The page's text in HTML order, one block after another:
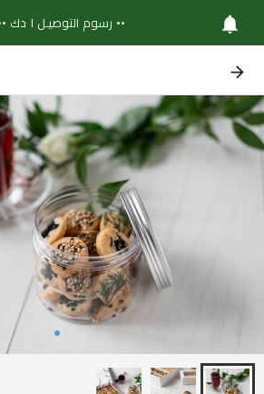
•• رسوم التوصيـل ١ دك ••